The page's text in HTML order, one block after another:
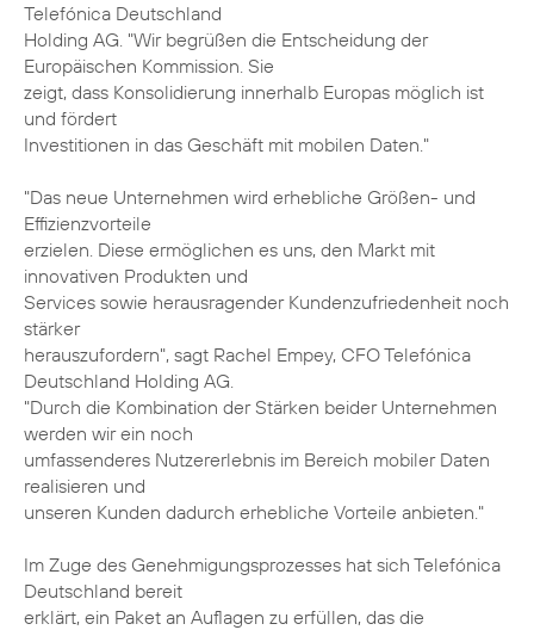
Telefónica Deutschland
Holding AG. "Wir begrüßen die Entscheidung der
Europäischen Kommission. Sie
zeigt, dass Konsolidierung innerhalb Europas möglich ist
und fördert
Investitionen in das Geschäft mit mobilen Daten."
"Das neue Unternehmen wird erhebliche Größen- und
Effizienzvorteile
erzielen. Diese ermöglichen es uns, den Markt mit
innovativen Produkten und
Services sowie herausragender Kundenzufriedenheit noch
stärker
herauszufordern", sagt Rachel Empey, CFO Telefónica
Deutschland Holding AG.
"Durch die Kombination der Stärken beider Unternehmen
werden wir ein noch
umfassenderes Nutzererlebnis im Bereich mobiler Daten
realisieren und
unseren Kunden dadurch erhebliche Vorteile anbieten."
Im Zuge des Genehmigungsprozesses hat sich Telefónica
Deutschland bereit
erklärt, ein Paket an Auflagen zu erfüllen, das die